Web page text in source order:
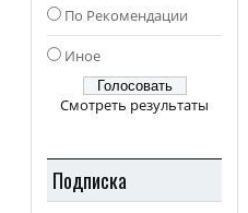
По Рекомендации
Иное
Смотреть результаты
Подписка